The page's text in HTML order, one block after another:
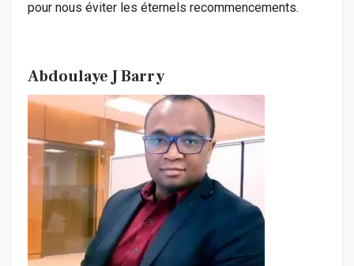
pour nous éviter les éternels recommencements.
Abdoulaye J Barry